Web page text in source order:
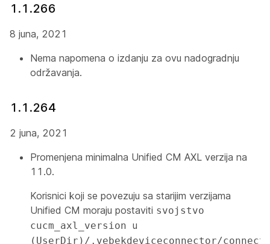
1.1.266
8 juna, 2021
Nema napomena o izdanju za ovu nadogradnju
održavanja.
1.1.264
2 juna, 2021
Promenjena minimalna Unified CM AXL verzija na
11.0.
Korisnici koji se povezuju sa starijim verzijama
Unified CM moraju postaviti svojstvo
cucm_axl_version u
(UserDir)/.vebekdeviceconnector/